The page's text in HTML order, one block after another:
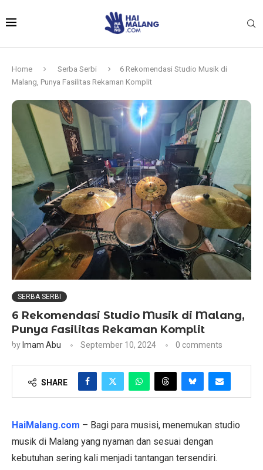
Home Serba Serbi
6 Rekomendasi Studio Musik di
Malang, Punya Fasilitas Rekaman Komplit
SERBA SERBI
6 Rekomendasi Studio Musik di Malang,
Punya Fasilitas Rekaman Komplit
by Imam Abu September 10, 2024 0 comments
SHARE
HaiMalang.com – Bagi para musisi, menemukan studio
musik di Malang yang nyaman dan sesuai dengan
kebutuhan sering kali menjadi tantangan tersendiri.